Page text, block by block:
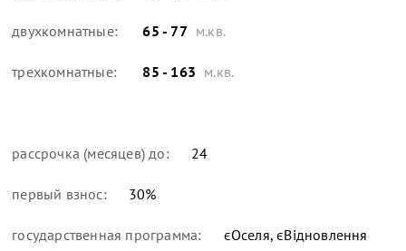
двухкомнатные: 65 - 77 м.кв.
трехкомнатные: 85 - 163 м.кв.
рассрочка (месяцев) до: 24
первый взнос: 30%
государственная программа: єОселя, єВідновлення